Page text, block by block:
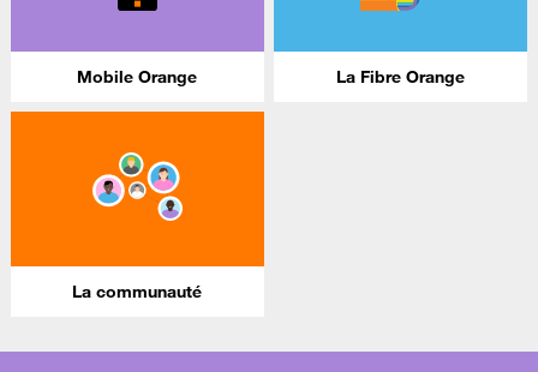
Mobile Orange La Fibre Orange
La communauté